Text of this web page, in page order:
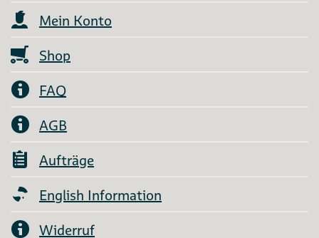
Mein Konto
Shop
FAQ
AGB
Aufträge
English Information
Widerruf